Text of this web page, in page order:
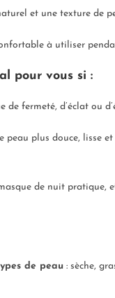
et une texture de
à utiliser
pour vous si :
de fermeté, d’éclat ou
peau plus douce, lisse
de nuit pratique,
de peau : sèche,